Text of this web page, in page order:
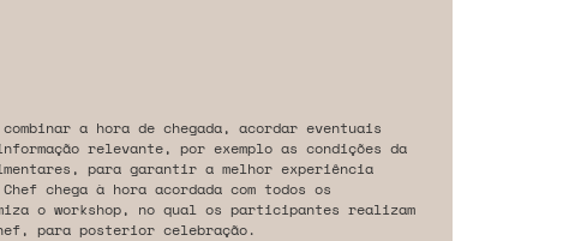
a hora de chegada, acordar eventuais
relevante, por exemplo as condições da
para garantir a melhor experiência
chega à hora acordada com todos os
o workshop, no qual os participantes realizam
para posterior celebração.